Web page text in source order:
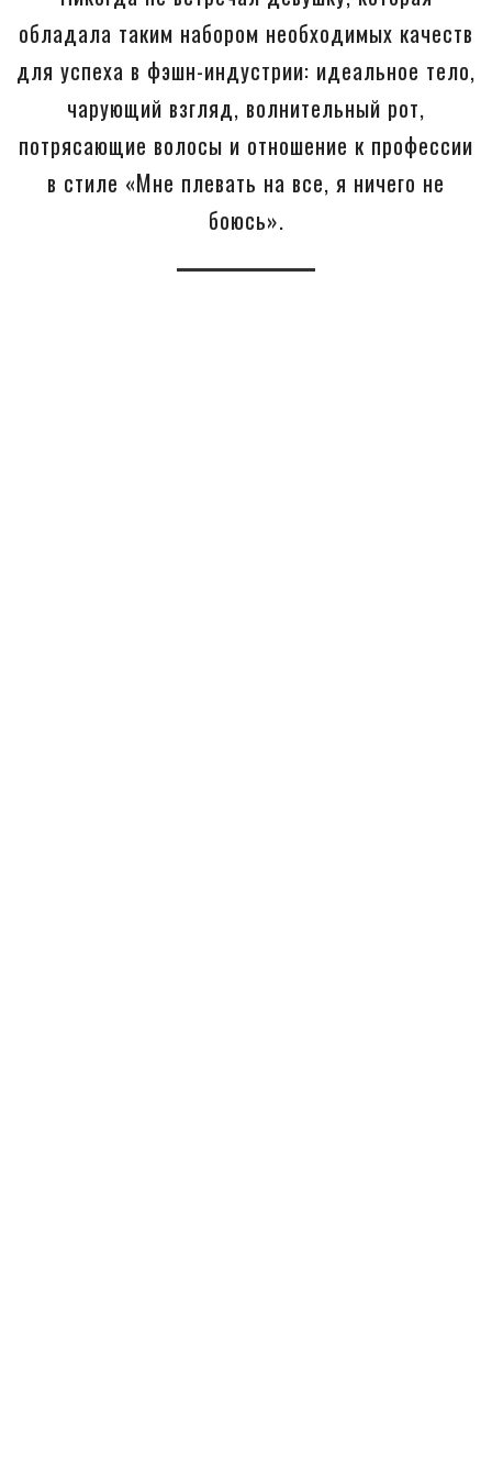
обладала таким набором необходимых качеств
для успеха в фэшн-индустрии: идеальное тело,
чарующий взгляд, волнительный рот,
потрясающие волосы и отношение к профессии
в стиле «Мне плевать на все, я ничего не
боюсь».